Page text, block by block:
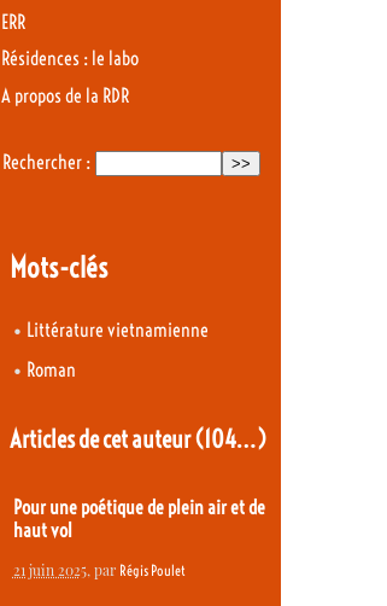
ERR
Résidences : le labo
A propos de la RDR
Rechercher :
Mots-clés
• Littérature vietnamienne
• Roman
Articles de cet auteur(104…)
Pour une poétique de plein air et de
haut vol
21 juin 2025, par Régis Poulet